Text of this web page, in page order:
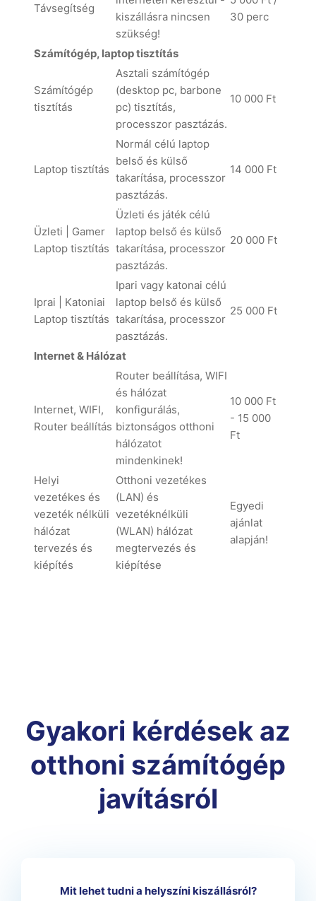
Távsegítség
kiszállásra nincsen
szükség!
30 perc
Számítógép, laptop tisztítás
Számítógép
tisztítás
Asztali számítógép
(desktop pc, barbone
pc) tisztítás,
processzor pasztázás.
10 000 Ft
Laptop tisztítás
Normál célú laptop
belső és külső
takarítása, processzor
pasztázás.
14 000 Ft
Üzleti | Gamer
Laptop tisztítás
Üzleti és játék célú
laptop belső és külső
takarítása, processzor
pasztázás.
20 000 Ft
Iprai | Katoniai
Laptop tisztítás
Ipari vagy katonai célú
laptop belső és külső
takarítása, processzor
pasztázás.
25 000 Ft
Internet & Hálózat
Internet, WIFI,
Router beállítás
Router beállítása, WIFI
és hálózat
konfigurálás,
biztonságos otthoni
hálózatot
mindenkinek!
10 000 Ft
- 15 000
Ft
Helyi
vezetékes és
vezeték nélküli
hálózat
tervezés és
kiépítés
Otthoni vezetékes
(LAN) és
vezetéknélküli
(WLAN) hálózat
megtervezés és
kiépítése
Egyedi
ajánlat
alapján!
Gyakori kérdések az
otthoni számítógép
javításról
Mit lehet tudni a helyszíni kiszállásról?